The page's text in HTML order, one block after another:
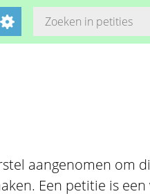
aangenomen om
Een petitie is een